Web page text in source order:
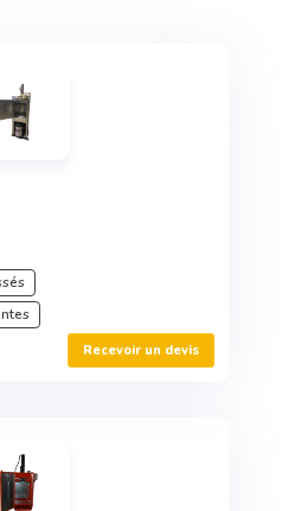
Recevoir un devis